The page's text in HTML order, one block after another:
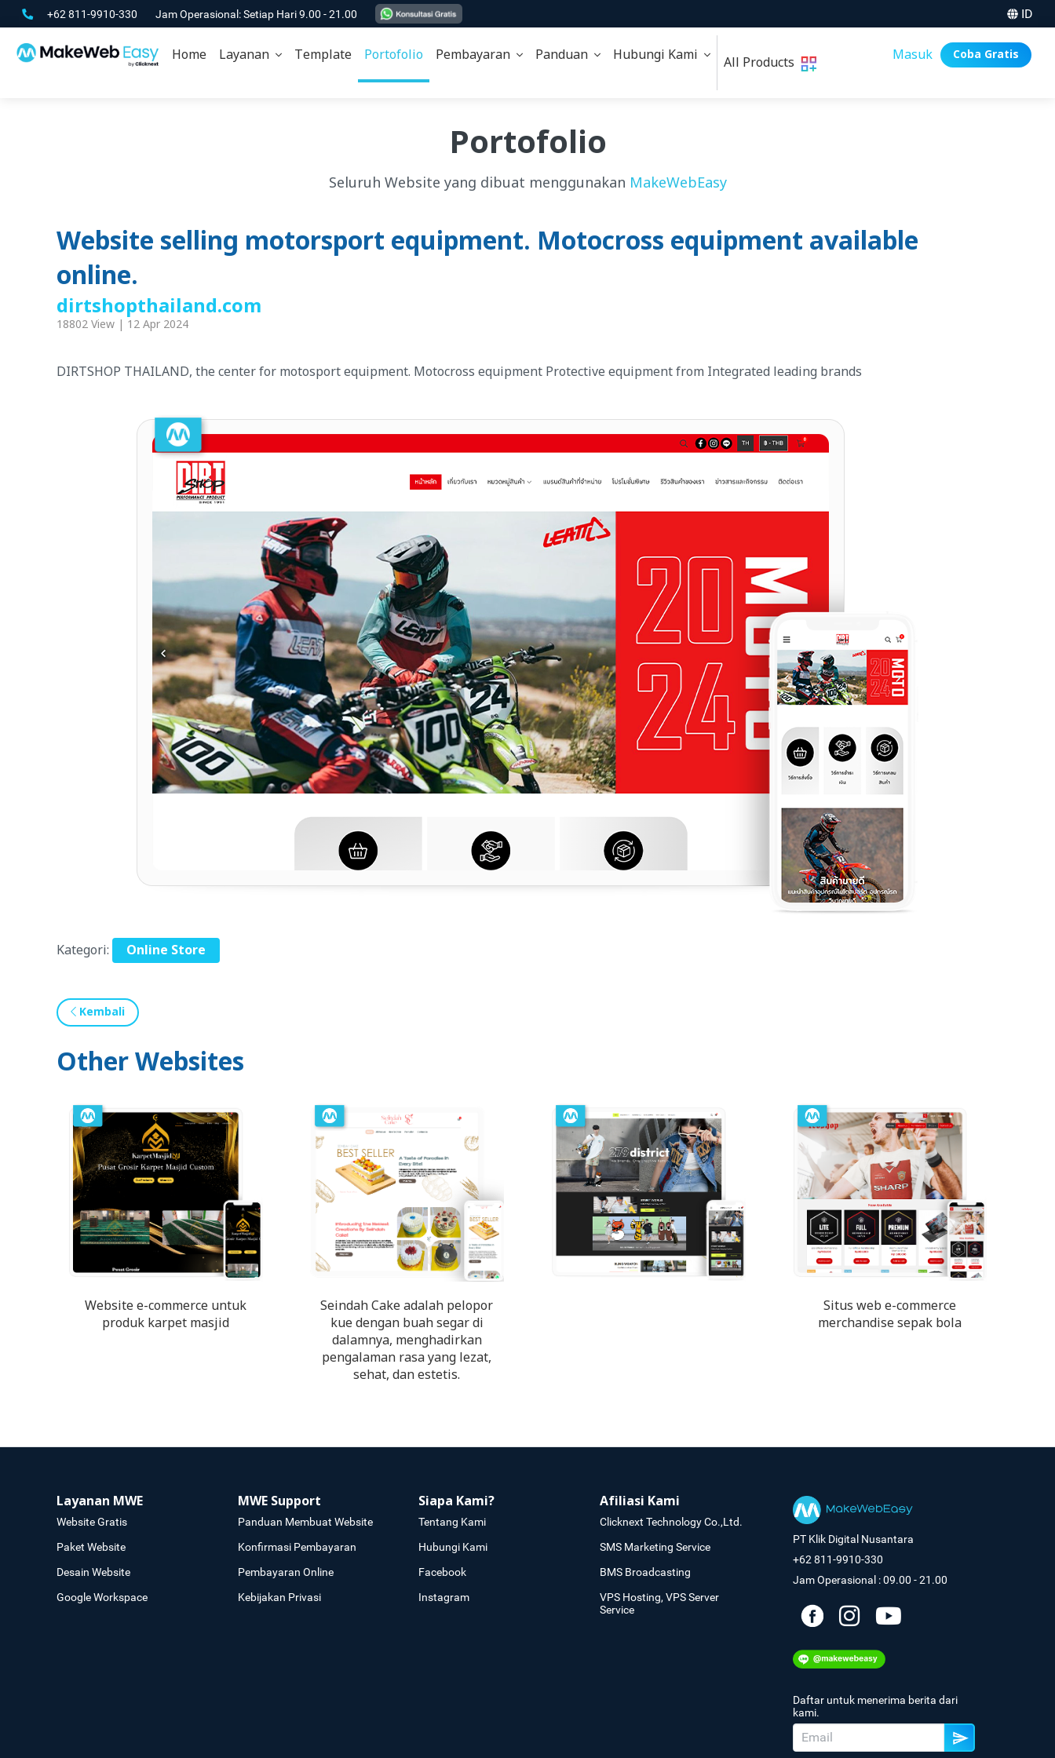
+62 811-9910-330 Jam Operasional: Setiap Hari 9.00 - 21.00 ID
Home Layanan Template Portofolio Pembayaran Panduan Hubungi Kami All Products Masuk Coba Gratis
Portofolio
Seluruh Website yang dibuat menggunakan MakeWebEasy
Website selling motorsport equipment. Motocross equipment available
online.
dirtshopthailand.com
18802 View | 12 Apr 2024
DIRTSHOP THAILAND, the center for motosport equipment. Motocross equipment Protective equipment from Integrated leading brands
Kategori: Online Store
Kembali
Other Websites
Website e-commerce untuk
produk karpet masjid
Seindah Cake adalah pelopor
kue dengan buah segar di
dalamnya, menghadirkan
pengalaman rasa yang lezat,
sehat, dan estetis.
Situs web e-commerce
merchandise sepak bola
Layanan MWE
Website Gratis
Paket Website
Desain Website
Google Workspace
MWE Support
Panduan Membuat Website
Konfirmasi Pembayaran
Pembayaran Online
Kebijakan Privasi
Siapa Kami?
Tentang Kami
Hubungi Kami
Facebook
Instagram
Afiliasi Kami
Clicknext Technology Co.,Ltd.
SMS Marketing Service
BMS Broadcasting
VPS Hosting, VPS Server
Service
PT Klik Digital Nusantara
+62 811-9910-330
Jam Operasional : 09.00 - 21.00
Daftar untuk menerima berita dari
kami.